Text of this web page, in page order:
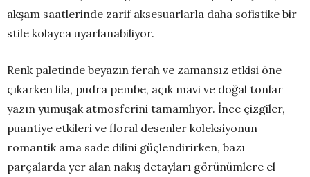
akşam saatlerinde zarif aksesuarlarla daha sofistike bir
stile kolayca uyarlanabiliyor.
Renk paletinde beyazın ferah ve zamansız etkisi öne
çıkarken lila, pudra pembe, açık mavi ve doğal tonlar
yazın yumuşak atmosferini tamamlıyor. İnce çizgiler,
puantiye etkileri ve floral desenler koleksiyonun
romantik ama sade dilini güçlendirirken, bazı
parçalarda yer alan nakış detayları görünümlere el